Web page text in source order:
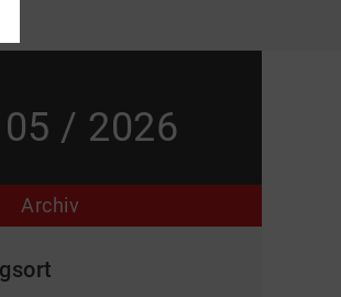
/ 2026
Archiv